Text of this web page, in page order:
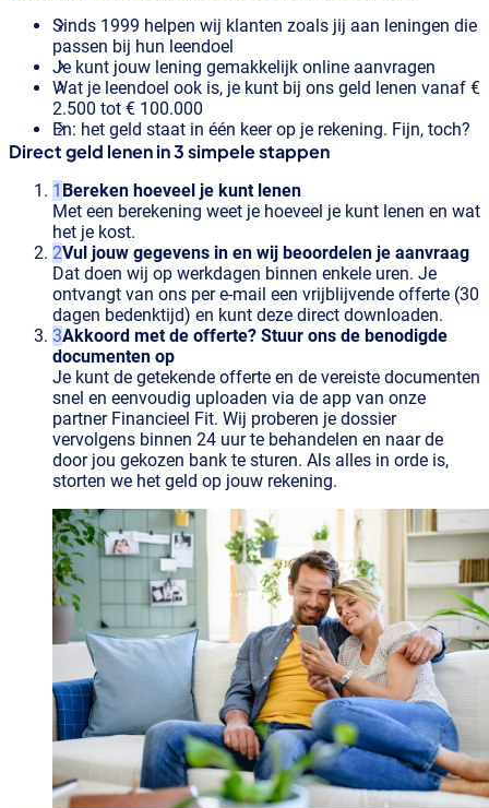
Sinds 1999 helpen wij klanten zoals jij aan leningen die
passen bij hun leendoel
Je kunt jouw lening gemakkelijk online aanvragen
Wat je leendoel ook is, je kunt bij ons geld lenen vanaf €
2.500 tot € 100.000
En: het geld staat in één keer op je rekening. Fijn, toch?
Direct geld lenen in 3 simpele stappen
Bereken hoeveel je kunt lenen
Met een berekening weet je hoeveel je kunt lenen en wat
het je kost.
Vul jouw gegevens in en wij beoordelen je aanvraag
Dat doen wij op werkdagen binnen enkele uren. Je
ontvangt van ons per e-mail een vrijblijvende offerte (30
dagen bedenktijd) en kunt deze direct downloaden.
Akkoord met de offerte? Stuur ons de benodigde
documenten op
Je kunt de getekende offerte en de vereiste documenten
snel en eenvoudig uploaden via de app van onze
partner Financieel Fit. Wij proberen je dossier
vervolgens binnen 24 uur te behandelen en naar de
door jou gekozen bank te sturen. Als alles in orde is,
storten we het geld op jouw rekening.